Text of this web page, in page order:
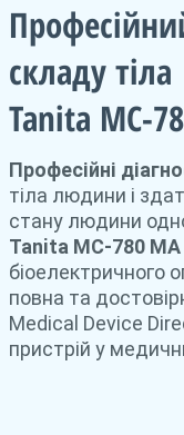
складу тіла
Tanita MC-
Професійні
тіла людини і
стану людини
Tanita MC-780 MA
біоелектричного
повна та
Medical Device
пристрій у